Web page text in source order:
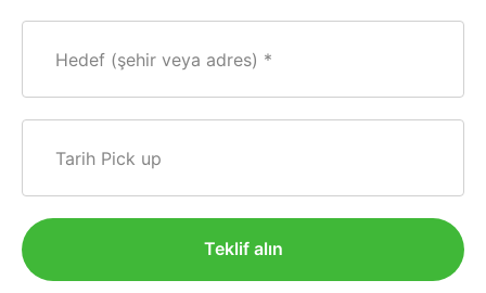
Hedef (şehir veya adres)
Tarih Pick up
Teklif alın